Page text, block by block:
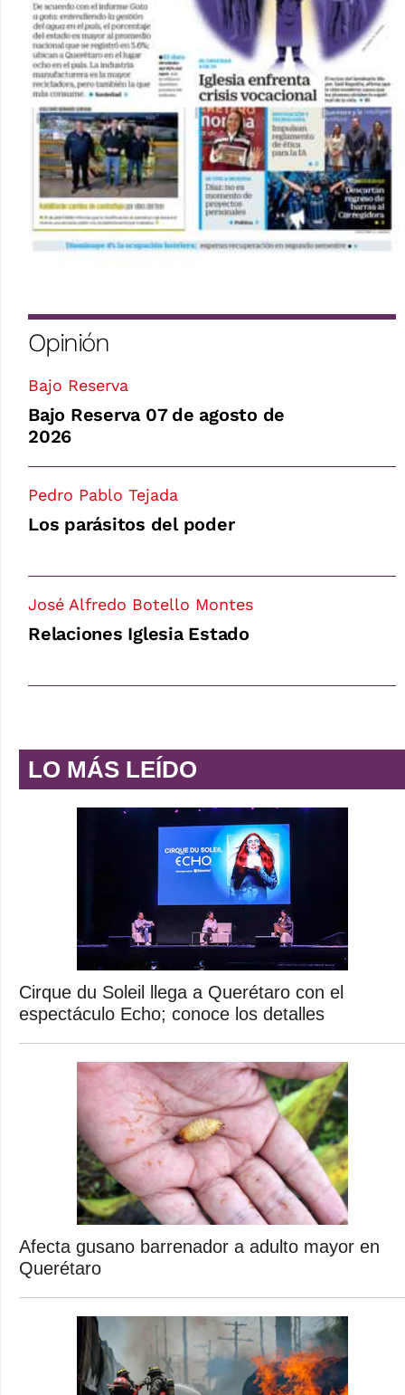
Opinión
Bajo Reserva
Bajo Reserva 07 de agosto de
2026
Pedro Pablo Tejada
Los parásitos del poder
José Alfredo Botello Montes
Relaciones Iglesia Estado
LO MÁS LEÍDO
Cirque du Soleil llega a Querétaro con el
espectáculo Echo; conoce los detalles
Afecta gusano barrenador a adulto mayor en
Querétaro